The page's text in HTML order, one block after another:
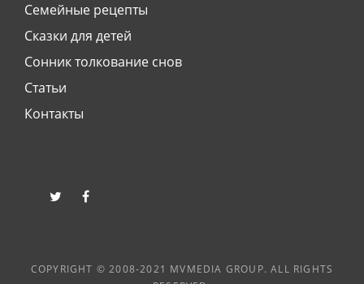
Семейные рецепты
Сказки для детей
Сонник толкование снов
Статьи
Контакты
twitter
COPYRIGHT © 2008-2021 MVMEDIA GROUP. ALL RIGHTS